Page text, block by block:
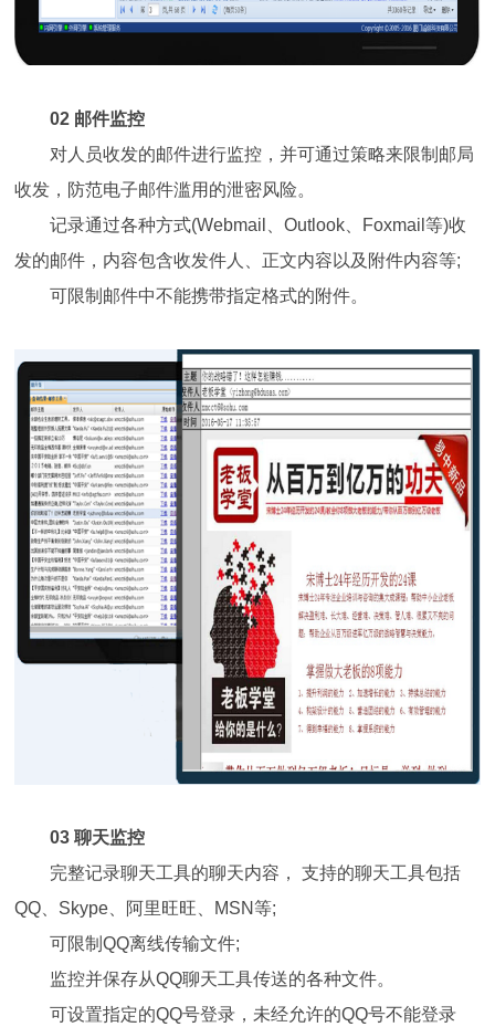
02 邮件监控
对人员收发的邮件进行监控，并可通过策略来限制邮局
收发，防范电子邮件滥用的泄密风险。
记录通过各种方式(Webmail、Outlook、Foxmail等)收
发的邮件，内容包含收发件人、正文内容以及附件内容等;
可限制邮件中不能携带指定格式的附件。
03 聊天监控
完整记录聊天工具的聊天内容， 支持的聊天工具包括
QQ、Skype、阿里旺旺、MSN等;
可限制QQ离线传输文件;
监控并保存从QQ聊天工具传送的各种文件。
可设置指定的QQ号登录，未经允许的QQ号不能登录